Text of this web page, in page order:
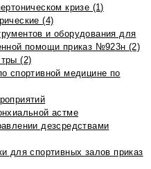
кризе (1)
(4)
и оборудования для
помощи приказ №923н (2)
(2)
спортивной медицине по
астме
дезсредствами
для спортивных залов приказ